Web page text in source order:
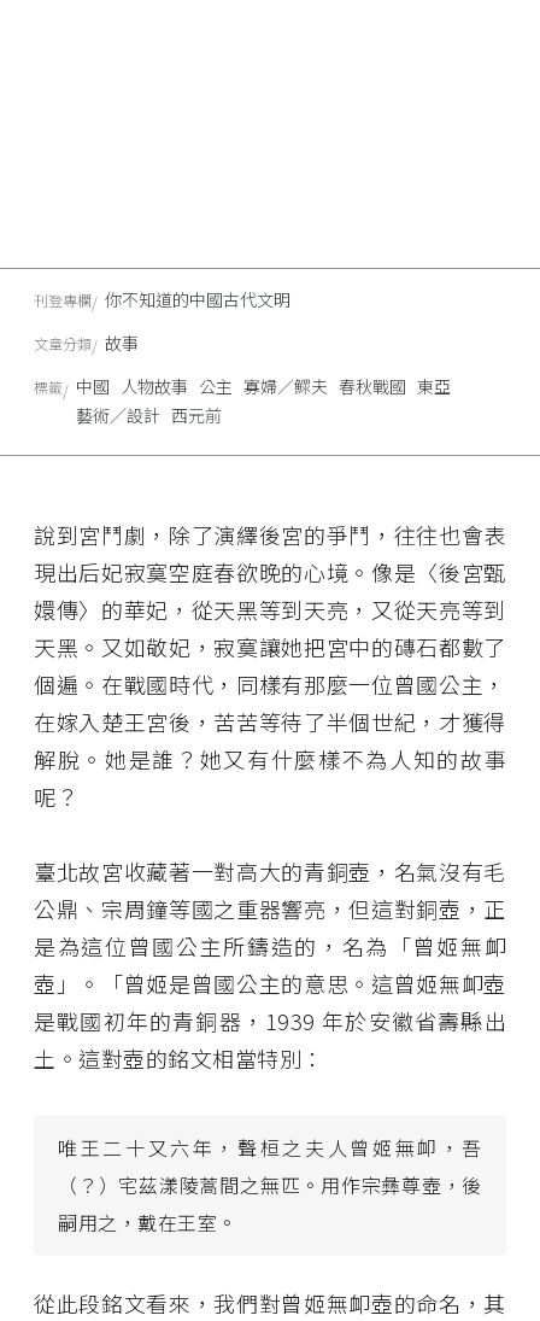
說到宮鬥劇，除了演繹後宮的爭鬥，往往也會表
現出后妃寂寞空庭春欲晚的心境。像是〈後宮甄
嬛傳〉的華妃，從天黑等到天亮，又從天亮等到
天黑。又如敬妃，寂寞讓她把宮中的磚石都數了
個遍。在戰國時代，同樣有那麼一位曾國公主，
在嫁入楚王宮後，苦苦等待了半個世紀，才獲得
解脫。她是誰？她又有什麼樣不為人知的故事
呢？
臺北故宮收藏著一對高大的青銅壺，名氣沒有毛
公鼎、宗周鐘等國之重器響亮，但這對銅壺，正
是為這位曾國公主所鑄造的，名為「曾姬無卹
壺」。「曾姬是曾國公主的意思。這曾姬無卹壺
是戰國初年的青銅器，1939 年於安徽省壽縣出
土。這對壺的銘文相當特別：
唯王二十又六年，聲桓之夫人曾姬無卹，吾
（？）宅茲漾陵蒿間之無匹。用作宗彝尊壺，後
嗣用之，戴在王室。
從此段銘文看來，我們對曾姬無卹壺的命名，其
刊登專欄 你不知道的中國古代文明
文章分類 故事
標籤 中國 人物故事 公主 寡婦／鰥夫 春秋戰國 東亞
藝術／設計 西元前